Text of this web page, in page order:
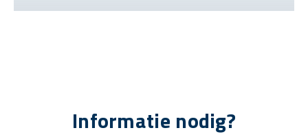
Informatie nodig?